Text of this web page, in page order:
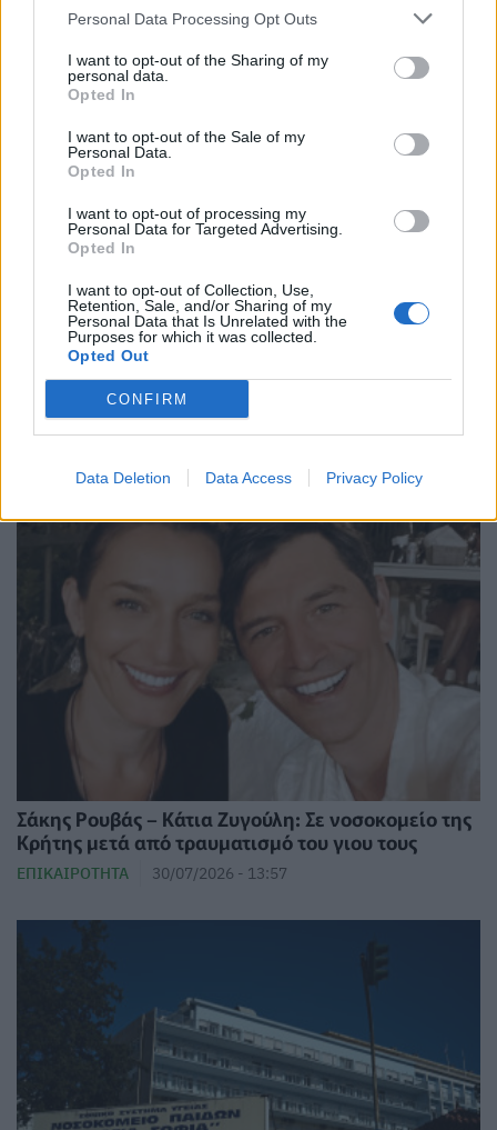
Personal Data Processing Opt Outs
I want to opt-out of the Sharing of my
personal data.
Opted In
I want to opt-out of the Sale of my
Personal Data.
Opted In
I want to opt-out of processing my
Personal Data for Targeted Advertising.
Opted In
I want to opt-out of Collection, Use,
Retention, Sale, and/or Sharing of my
Personal Data that Is Unrelated with the
Purposes for which it was collected.
Opted Out
CONFIRM
Data Deletion Data Access Privacy Policy
ΕΠΙΚΑΙΡΌΤΗΤΑ 31/07/2026 - 19:25
Θεσσαλονίκη: Τσακάλι δάγκωσε στο πρόσωπο
4χρονη ενώ έπαιζε σε αυλή ταβέρνας
Σάκης Ρουβάς – Κάτια Ζυγούλη: Σε νοσοκομείο της
Κρήτης μετά από τραυματισμό του γιου τους
ΕΠΙΚΑΙΡΌΤΗΤΑ 30/07/2026 - 13:57